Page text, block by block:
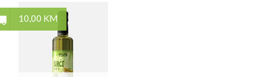
10,00 KM